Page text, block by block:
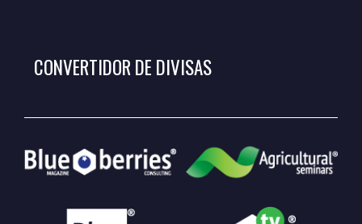
CONVERTIDOR DE DIVISAS